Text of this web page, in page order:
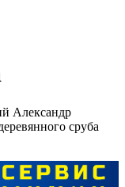
Александр
сруба